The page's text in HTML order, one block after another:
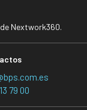
Nextwork360.
79 00